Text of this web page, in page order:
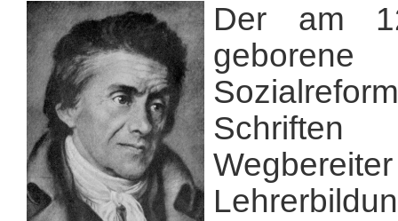
Der am
geborene